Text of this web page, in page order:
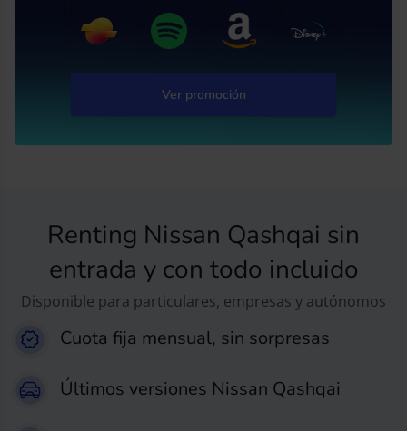
Ver promoción
Renting Nissan Qashqai sin
entrada y con todo incluido
Disponible para particulares, empresas y autónomos
Cuota fija mensual, sin sorpresas
Últimos versiones Nissan Qashqai